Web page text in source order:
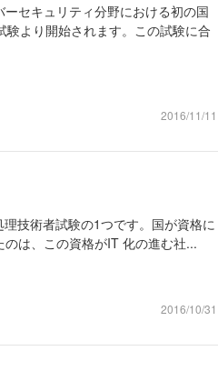
セキュリティ分野における初の国
より開始されます。この試験に合
2016/11/11
技術者試験の1つです。国が資格に
は、この資格がIT 化の進む社...
2016/10/31